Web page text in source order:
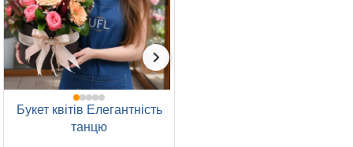
Букет квітів Елегантність
танцю